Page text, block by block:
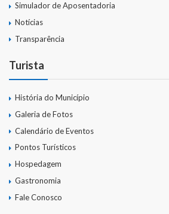
Simulador de Aposentadoria
Notícias
Transparência
Turista
História do Município
Galeria de Fotos
Calendário de Eventos
Pontos Turísticos
Hospedagem
Gastronomia
Fale Conosco